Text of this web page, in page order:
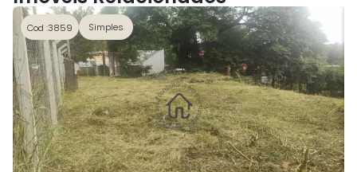
Cod :3859 Simples